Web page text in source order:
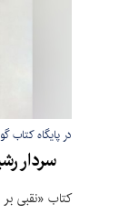
در پایگاه کتاب
سردار
کتاب «نقبی